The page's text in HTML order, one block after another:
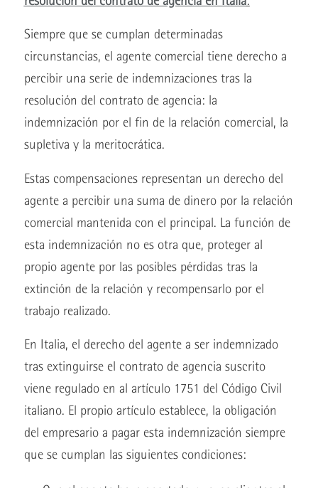
Siempre que se cumplan determinadas
circunstancias, el agente comercial tiene derecho a
percibir una serie de indemnizaciones tras la
resolución del contrato de agencia: la
indemnización por el fin de la relación comercial, la
supletiva y la meritocrática.
Estas compensaciones representan un derecho del
agente a percibir una suma de dinero por la relación
comercial mantenida con el principal. La función de
esta indemnización no es otra que, proteger al
propio agente por las posibles pérdidas tras la
extinción de la relación y recompensarlo por el
trabajo realizado.
En Italia, el derecho del agente a ser indemnizado
tras extinguirse el contrato de agencia suscrito
viene regulado en al artículo 1751 del Código Civil
italiano. El propio artículo establece, la obligación
del empresario a pagar esta indemnización siempre
que se cumplan las siguientes condiciones: